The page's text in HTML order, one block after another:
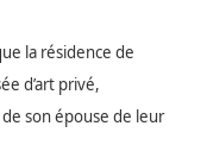
la résidence de
d’art privé,
son épouse de leur